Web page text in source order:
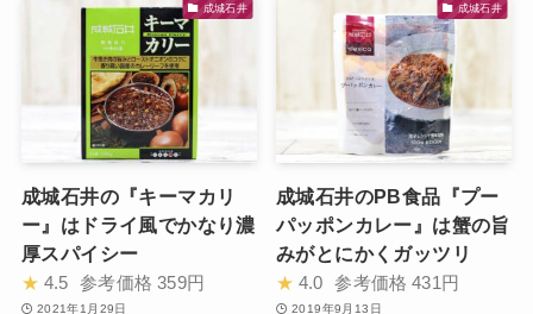
成城石井
成城石井の『キーマカリ
ー』はドライ風でかなり濃
厚スパイシー
★ 4.5 参考価格 359円
2021年1月29日
成城石井
成城石井のPB食品『プー
パッポンカレー』は蟹の旨
みがとにかくガッツリ
★ 4.0 参考価格 431円
2019年9月13日